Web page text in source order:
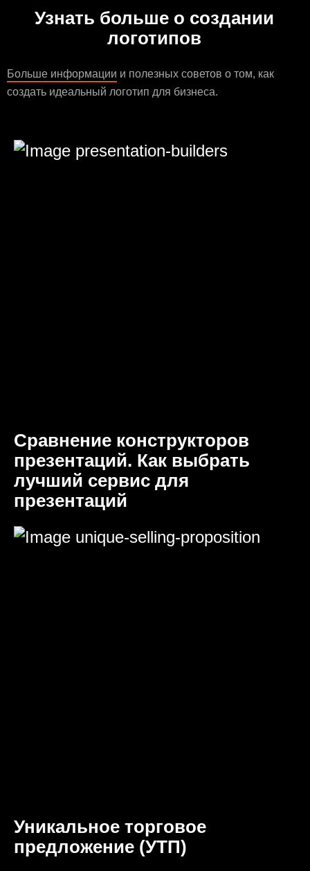
Узнать больше о создании
логотипов
Больше информации и полезных советов о том, как
создать идеальный логотип для бизнеса.
Сравнение конструкторов
презентаций. Как выбрать
лучший сервис для
презентаций
Уникальное торговое
предложение (УТП)